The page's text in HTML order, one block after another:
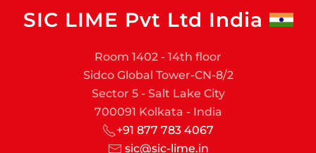
SIC LIME Pvt Ltd India
Room 1402 - 14th floor
Sidco Global Tower-CN-8/2
Sector 5 - Salt Lake City
700091 Kolkata - India
+91 877 783 4067
sic@sic-lime.in